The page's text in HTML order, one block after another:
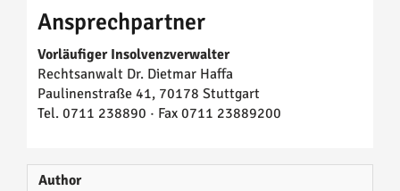
Ansprechpartner
Vorläufiger Insolvenzverwalter
Rechtsanwalt Dr. Dietmar Haffa
Paulinenstraße 41, 70178 Stuttgart
Tel. 0711 238890 · Fax 0711 23889200
Author